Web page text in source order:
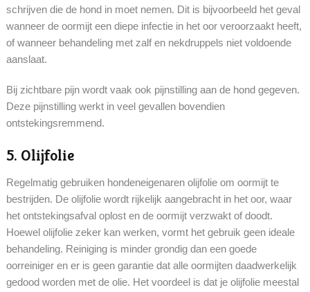
schrijven die de hond in moet nemen. Dit is bijvoorbeeld het geval
wanneer de oormijt een diepe infectie in het oor veroorzaakt heeft,
of wanneer behandeling met zalf en nekdruppels niet voldoende
aanslaat.
Bij zichtbare pijn wordt vaak ook pijnstilling aan de hond gegeven.
Deze pijnstilling werkt in veel gevallen bovendien
ontstekingsremmend.
5. Olijfolie
Regelmatig gebruiken hondeneigenaren olijfolie om oormijt te
bestrijden. De olijfolie wordt rijkelijk aangebracht in het oor, waar
het ontstekingsafval oplost en de oormijt verzwakt of doodt.
Hoewel olijfolie zeker kan werken, vormt het gebruik geen ideale
behandeling. Reiniging is minder grondig dan een goede
oorreiniger en er is geen garantie dat alle oormijten daadwerkelijk
gedood worden met de olie. Het voordeel is dat je olijfolie meestal